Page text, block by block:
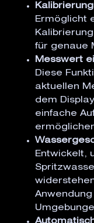
Ermöglicht
für genaue
Messwert
Diese
aktuellen
dem
einfache
Entwickelt,